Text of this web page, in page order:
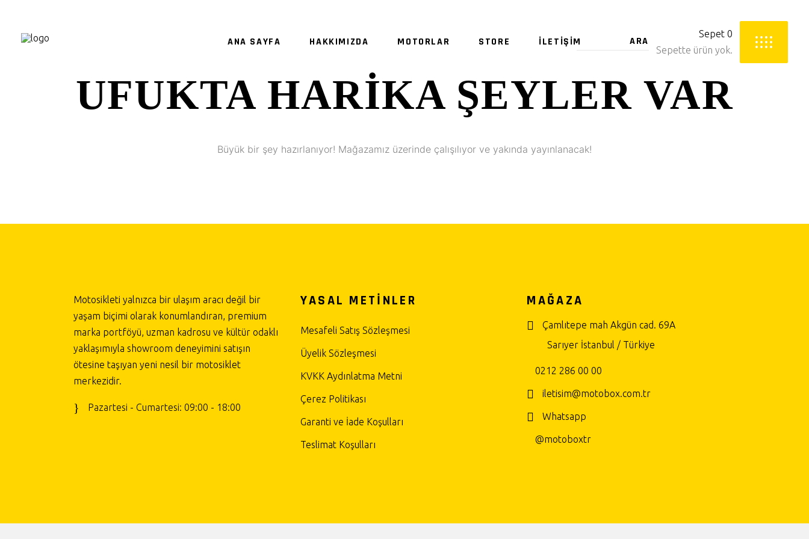
ANA SAYFA HAKKIMIZDA MOTORLAR STORE İLETIŞIM
Sepet 0
Sepette ürün yok.
UFUKTA HARIKA ŞEYLER VAR
Büyük bir şey hazırlanıyor! Mağazamız üzerinde çalışılıyor ve yakında yayınlanacak!
Motosikleti yalnızca bir ulaşım aracı değil bir
yaşam biçimi olarak konumlandıran, premium
marka portföyü, uzman kadrosu ve kültür odaklı
yaklaşımıyla showroom deneyimini satışın
ötesine taşıyan yeni nesil bir motosiklet
merkezidir.
Pazartesi - Cumartesi: 09:00 - 18:00
YASAL METİNLER
Mesafeli Satış Sözleşmesi
Üyelik Sözleşmesi
KVKK Aydınlatma Metni
Çerez Politikası
Garanti ve İade Koşulları
Teslimat Koşulları
MAĞAZA
Çamlıtepe mah Akgün cad. 69A
Sarıyer İstanbul / Türkiye
0212 286 00 00
iletisim@motobox.com.tr
Whatsapp
@motoboxtr